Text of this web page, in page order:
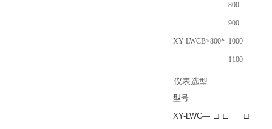
800
XY-LWCB>800*
900
1000
1100
仪表选型
型号
XY-LWC— □ □ □